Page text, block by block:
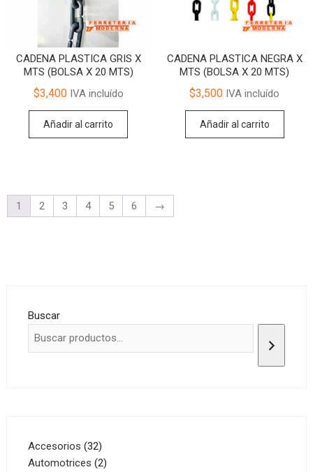
CADENA PLASTICA GRIS X
MTS (BOLSA X 20 MTS)
$3,400IVA incluído
Añadir al carrito
CADENA PLASTICA NEGRA X
MTS (BOLSA X 20 MTS)
$3,500 IVA incluído
Añadir al carrito
1 2 3 4 5 6 →
Buscar
Accesorios 3232
productos
Automotrices 22